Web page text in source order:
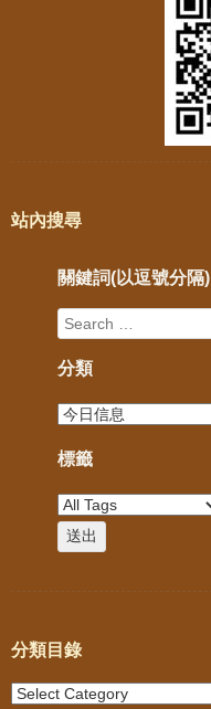
站內搜尋
關鍵詞(以逗號分隔)
分類
標籤
分類目錄